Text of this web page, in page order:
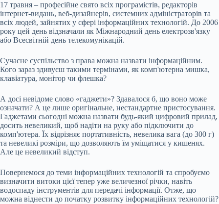
17 травня – професійне свято всіх програмістів, редакторів
інтернет-видань, веб-дизайнерів, системних адміністраторів та
всіх людей, зайнятих у сфері інформаційних технологій. До 2006
року цей день відзначали як Міжнародний день електрозв'язку
або Всесвітній день телекомунікацій.
Сучасне суспільство з права можна назвати інформаційним.
Кого зараз здивуєш такими термінами, як комп'ютерна мишка,
клавіатура, монітор чи флешка?
А досі невідоме слово «гаджети»? Здавалося б, що воно може
означати? А це лише оригінальне, нестандартне пристосування.
Гаджетами сьогодні можна назвати будь-який цифровий прилад,
досить невеликий, щоб надіти на руку або підключити до
комп'ютера. Їх відрізняє портативність, невелика вага (до 300 г)
та невеликі розміри, що дозволяють їм уміщатися у кишенях.
Але це невеликий відступ.
Повернемося до теми інформаційних технологій та спробуємо
визначити витоки цієї тепер уже величезної річки, навіть
водоспаду інструментів для передачі інформації. Отже, що
можна віднести до початку розвитку інформаційних технологій?